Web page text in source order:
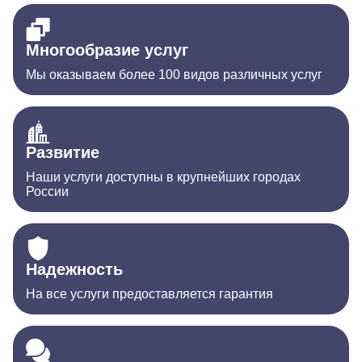
Многообразие услуг
Мы оказываем более 100 видов различных услуг
Развитие
Наши услуги доступны в крупнейших городах
России
Надежность
На все услуги предоставляется гарантия